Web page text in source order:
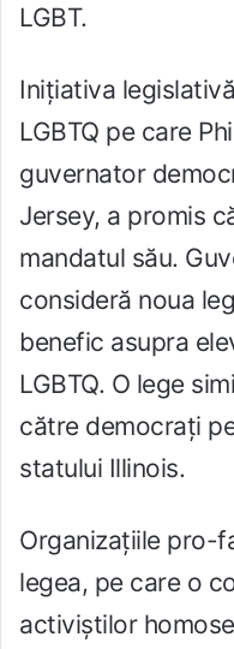
LGBT.
Inițiativa
LGBTQ pe care
guvernator
Jersey, a promis
mandatul său.
consideră noua
benefic asupra
LGBTQ. O lege
către democrați
statului Illinois.
Organizațiile pro-
legea, pe care o
activiștilor